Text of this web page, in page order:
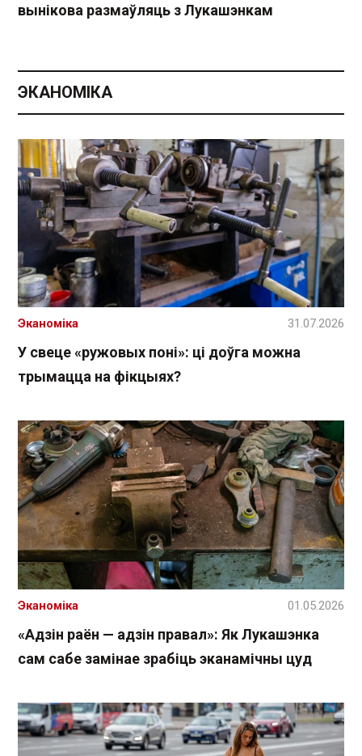
вынікова размаўляць з Лукашэнкам
ЭКАНОМІКА
У свеце «ружовых поні»: ці доўга можна
трымацца на фікцыях?
Эканоміка 31.07.2026
«Адзін раён — адзін правал»: Як Лукашэнка
сам сабе замінае зрабіць эканамічны цуд
Эканоміка 01.05.2026